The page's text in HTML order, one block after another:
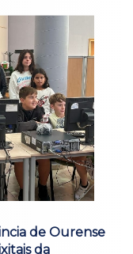
de Ourense
da